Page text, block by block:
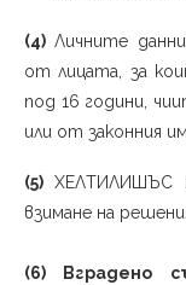
(4) Личните
от лицата, за
под 16 години,
или от законния
(5) ХЕЛТИЛИШЪС
взимане на
(6) Вградено